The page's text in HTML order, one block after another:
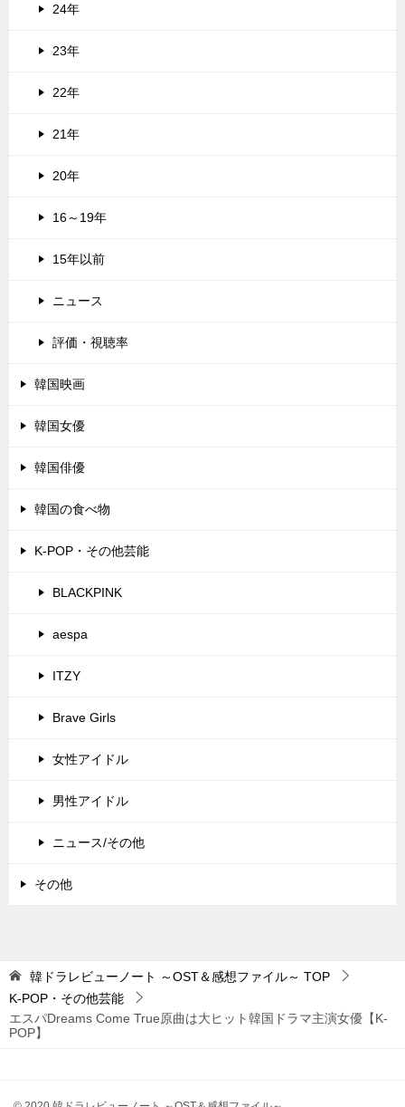
24年
23年
22年
21年
20年
16～19年
15年以前
ニュース
評価・視聴率
韓国映画
韓国女優
韓国俳優
韓国の食べ物
K-POP・その他芸能
BLACKPINK
aespa
ITZY
Brave Girls
女性アイドル
男性アイドル
ニュース/その他
その他
韓ドラレビューノート ～OST＆感想ファイル～ TOP
K-POP・その他芸能
エスパDreams Come True原曲は大ヒット韓国ドラマ主演女優【K-
POP】